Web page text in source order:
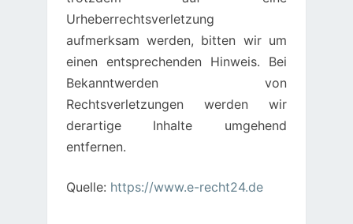
Urheberrechtsverletzung
aufmerksam werden, bitten wir um
einen entsprechenden Hinweis. Bei
Bekanntwerden von
Rechtsverletzungen werden wir
derartige Inhalte umgehend
entfernen.
Quelle: https://www.e-recht24.de